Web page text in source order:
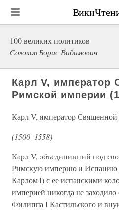
100 великих политиков
Соколов Борис Вадимович
Карл V, император
Римской империи
Карл V, император
(1500–1558)
Карл V, объединивший под
Римскую империю и Испанию
Карлом I) с ее испанскими
империей никогда не
Филиппа I Кастильского и